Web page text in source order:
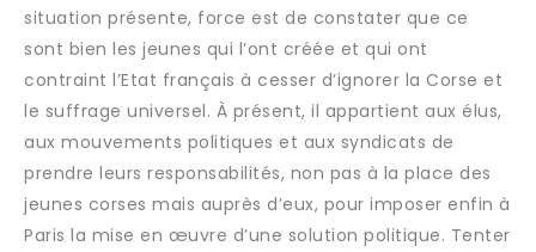
situation présente, force est de constater que ce
sont bien les jeunes qui l’ont créée et qui ont
contraint l’Etat français à cesser d’ignorer la Corse et
le suffrage universel. À présent, il appartient aux élus,
aux mouvements politiques et aux syndicats de
prendre leurs responsabilités, non pas à la place des
jeunes corses mais auprès d’eux, pour imposer enfin à
Paris la mise en œuvre d’une solution politique. Tenter